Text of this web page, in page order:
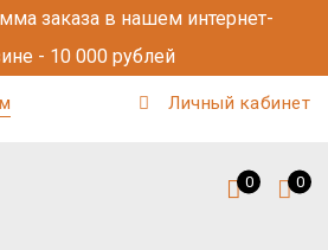
заказа в нашем интернет-
- 10 000 рублей
Личный кабинет
0 0